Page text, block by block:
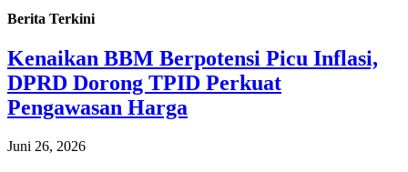
Berita Terkini
Kenaikan BBM Berpotensi Picu Inflasi,
DPRD Dorong TPID Perkuat
Pengawasan Harga
Juni 26, 2026